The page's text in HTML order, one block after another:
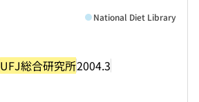
UFJ総合研究所2004.3
National Diet Library